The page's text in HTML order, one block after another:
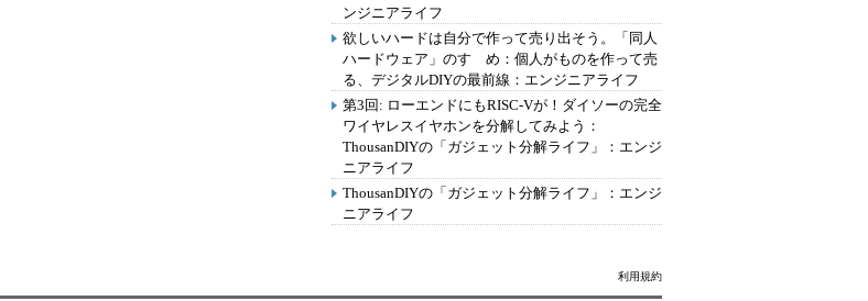
ンジニアライフ
欲しいハードは自分で作って売り出そう。「同人
ハードウェア」のすゝめ：個人がものを作って売
る、デジタルDIYの最前線：エンジニアライフ
第3回: ローエンドにもRISC-Vが！ダイソーの完全
ワイヤレスイヤホンを分解してみよう：
ThousanDIYの「ガジェット分解ライフ」：エンジ
ニアライフ
ThousanDIYの「ガジェット分解ライフ」：エンジ
ニアライフ
利用規約